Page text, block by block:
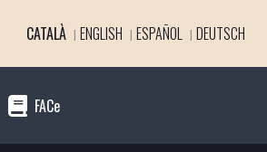
CATALÀ ENGLISH ESPAÑOL DEUTSCH
FACe